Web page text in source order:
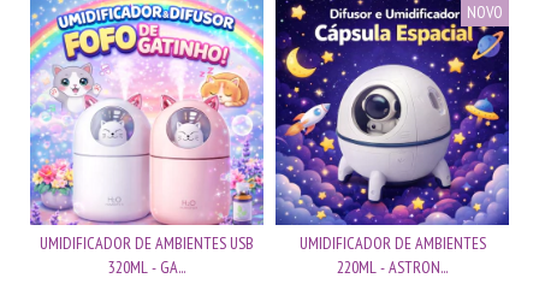
UMIDIFICADOR DE AMBIENTES USB
320ML - GA...
NOVO
UMIDIFICADOR DE AMBIENTES
220ML - ASTRON...